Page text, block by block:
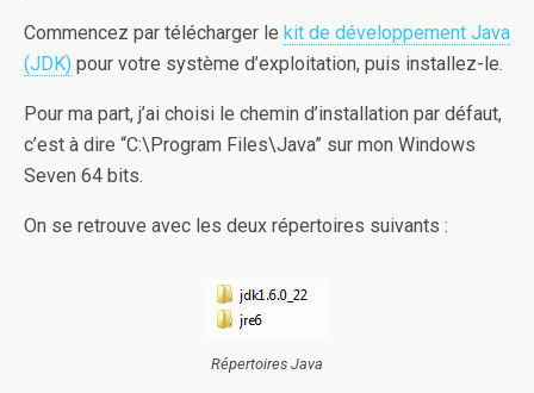
Commencez par télécharger le kit de développement Java
(JDK) pour votre système d’exploitation, puis installez-le.
Pour ma part, j’ai choisi le chemin d’installation par défaut,
c’est à dire “C:\Program Files\Java” sur mon Windows
Seven 64 bits.
On se retrouve avec les deux répertoires suivants :
Répertoires Java